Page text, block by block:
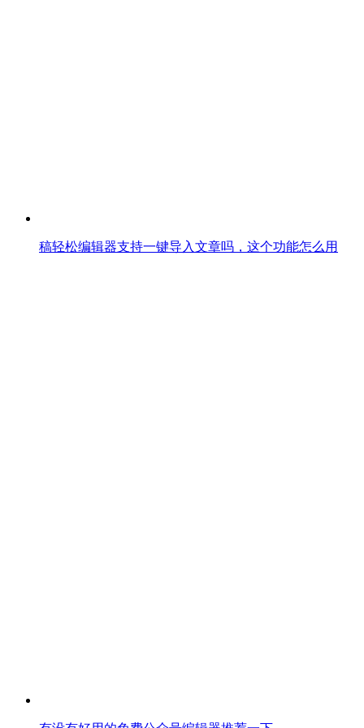
稿轻松编辑器支持一键导入文章吗，这个功能怎么用